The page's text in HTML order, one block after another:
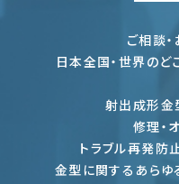
ご相談
日本全国・世界のど
射出成形金
修理・
トラブル再発防
金型に関するあらゆ